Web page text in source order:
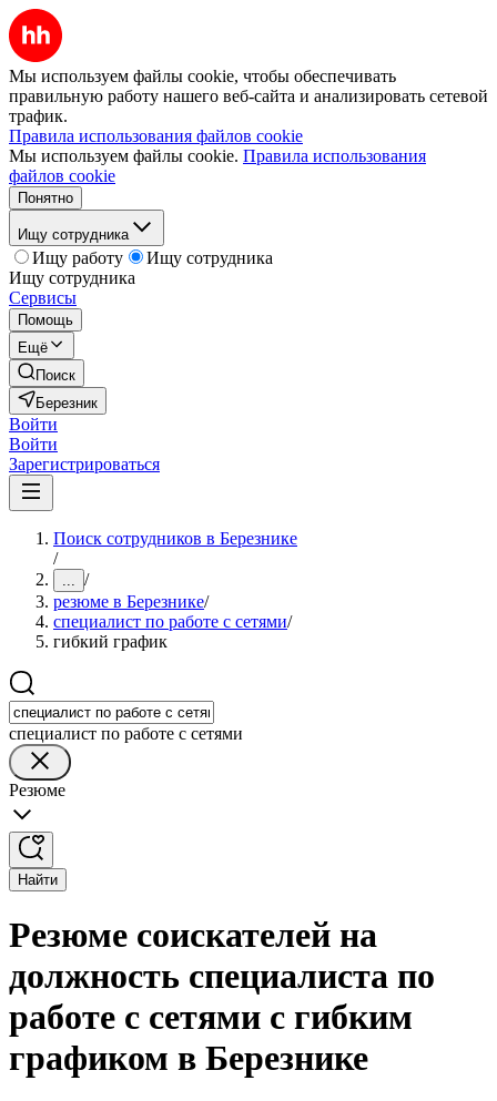
Мы используем файлы cookie, чтобы обеспечивать
правильную работу нашего веб-сайта и анализировать сетевой
трафик.
Правила использования файлов cookie
Мы используем файлы cookie. Правила использования
файлов cookie
Понятно
Ищу сотрудника
Ищу работу
Ищу сотрудника
Ищу сотрудника
Сервисы
Помощь
Ещё
Поиск
Березник
Войти
Войти
Зарегистрироваться
Поиск сотрудников в Березнике
/
... /
резюме в Березнике/
специалист по работе с сетями/
гибкий график
специалист по работе с сетями
Резюме
Найти
Резюме соискателей на
должность специалиста по
работе с сетями с гибким
графиком в Березнике